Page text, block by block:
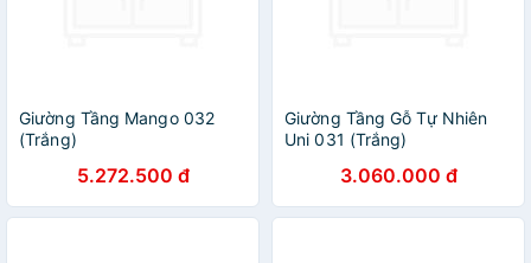
Giường Tầng Mango 032
(Trắng)
5.272.500 đ
Giường Tầng Gỗ Tự Nhiên
Uni 031 (Trắng)
3.060.000 đ